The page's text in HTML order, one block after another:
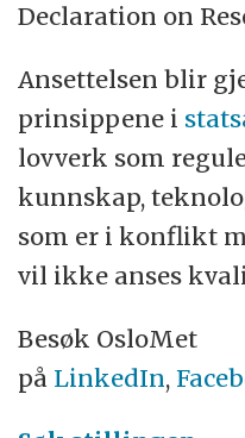
Declaration on
Ansettelsen blir
prinsippene i
lovverk som
kunnskap,
som er i konflikt
vil ikke anses
Besøk OsloMet
på LinkedIn,